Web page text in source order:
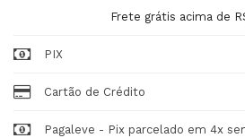
Frete grátis acima de
PIX
Cartão de Crédito
Pagaleve - Pix parcelado em 4x